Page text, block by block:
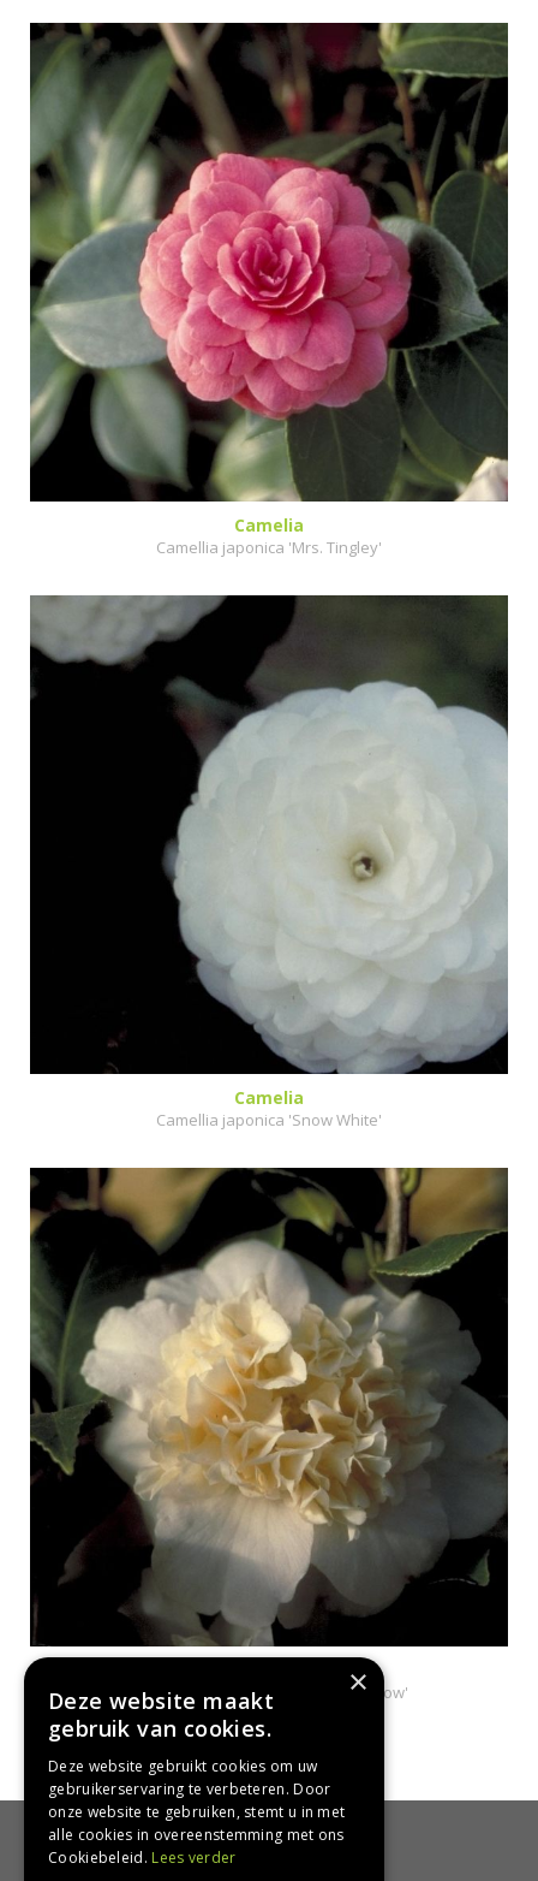
Camelia
Camellia japonica 'Mrs. Tingley'
Camelia
Camellia japonica 'Snow White'
Camellia japonica 'Brushfield's Yellow'
HANDIG
×
Deze website maakt
gebruik van cookies.
Deze website gebruikt cookies om uw
gebruikerservaring te verbeteren. Door
onze website te gebruiken, stemt u in met
alle cookies in overeenstemming met ons
Cookiebeleid. Lees verder